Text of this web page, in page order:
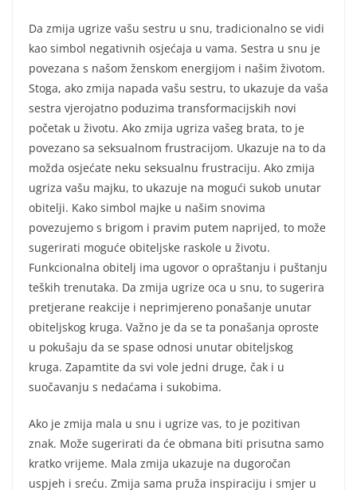
Da zmija ugrize vašu sestru u snu, tradicionalno se vidi
kao simbol negativnih osjećaja u vama. Sestra u snu je
povezana s našom ženskom energijom i našim životom.
Stoga, ako zmija napada vašu sestru, to ukazuje da vaša
sestra vjerojatno poduzima transformacijskih novi
početak u životu. Ako zmija ugriza vašeg brata, to je
povezano sa seksualnom frustracijom. Ukazuje na to da
možda osjećate neku seksualnu frustraciju. Ako zmija
ugriza vašu majku, to ukazuje na mogući sukob unutar
obitelji. Kako simbol majke u našim snovima
povezujemo s brigom i pravim putem naprijed, to može
sugerirati moguće obiteljske raskole u životu.
Funkcionalna obitelj ima ugovor o opraštanju i puštanju
teških trenutaka. Da zmija ugrize oca u snu, to sugerira
pretjerane reakcije i neprimjereno ponašanje unutar
obiteljskog kruga. Važno je da se ta ponašanja oproste
u pokušaju da se spase odnosi unutar obiteljskog
kruga. Zapamtite da svi vole jedni druge, čak i u
suočavanju s nedaćama i sukobima.
Ako je zmija mala u snu i ugrize vas, to je pozitivan
znak. Može sugerirati da će obmana biti prisutna samo
kratko vrijeme. Mala zmija ukazuje na dugoročan
uspjeh i sreću. Zmija sama pruža inspiraciju i smjer u